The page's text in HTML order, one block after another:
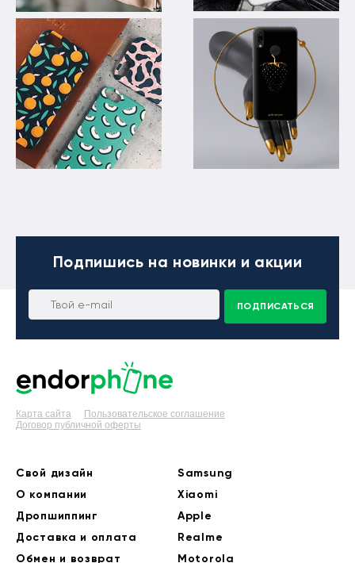
Подпишись на новинки и акции
ПОДПИСАТЬСЯ
Карта сайта
Пользовательское соглашение
Договор публичной оферты
Свой дизайн
О компании
Дропшиппинг
Доставка и оплата
Обмен и возврат
Samsung
Xiaomi
Apple
Realme
Motorola